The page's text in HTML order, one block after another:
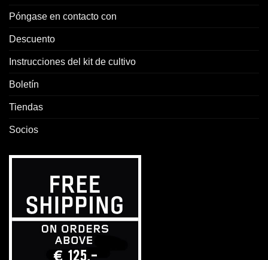
Póngase en contacto con
Descuento
Instrucciones del kit de cultivo
Boletín
Tiendas
Socios